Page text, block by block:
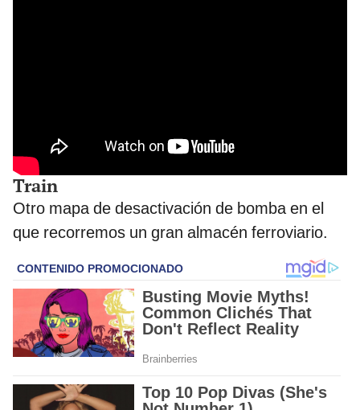
Train
Otro mapa de desactivación de bomba en el
que recorremos un gran almacén ferroviario.